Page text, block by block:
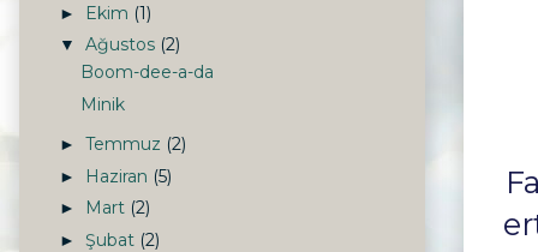
► Ekim (1)
▼ Ağustos (2)
Boom-dee-a-da
Minik
► Temmuz (2)
► Haziran (5)
► Mart (2)
► Şubat (2)